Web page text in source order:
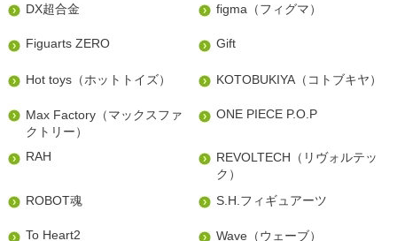
DX超合金 figma（フィグマ）
Figuarts ZERO Gift
Hot toys（ホットトイズ） KOTOBUKIYA（コトブキヤ）
Max Factory（マックスファ
クトリー）
ONE PIECE P.O.P
RAH
REVOLTECH（リヴォルテッ
ク）
ROBOT魂
S.H.フィギュアーツ
To Heart2 Wave（ウェーブ）